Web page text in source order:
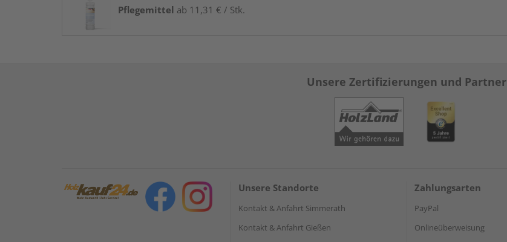
Pflegemittel ab 11,31 € / Stk.
Unsere Zertifizierungen und Partner
Unsere Standorte
Kontakt & Anfahrt Simmerath
Kontakt & Anfahrt Gießen
Zahlungsarten
PayPal
Onlineüberweisung